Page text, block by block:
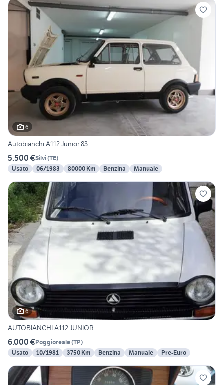
6
Autobianchi A112 Junior 83
5.500 €Silvi(TE)
Usato
06/1983 80000 Km Benzina Manuale
6
AUTOBIANCHI A112 JUNIOR
6.000 €Poggioreale(TP)
Usato
10/1981 3750 Km Benzina Manuale Pre-Euro